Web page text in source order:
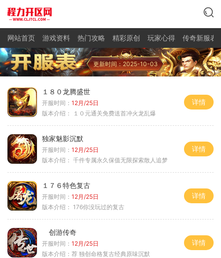
网站首页 游戏资料 热门攻略 精彩原创 玩家心得 传奇新服表
更新时间：2025-10-03
１８０龙腾盛世
开服时间： 12月/25日
版本介绍：
１０元通关免费送首冲火龙乱爆
详情
独家魅影沉默
开服时间： 12月/25日
版本介绍： 千件专属永久保值无限探索散人追梦
详情
１７６特色复古
开服时间： 12月/25日
版本介绍： 176你没玩过的复古
详情
创游传奇
开服时间： 12月/25日
版本介绍： 荐 独创命格复古经典原味沉默
详情